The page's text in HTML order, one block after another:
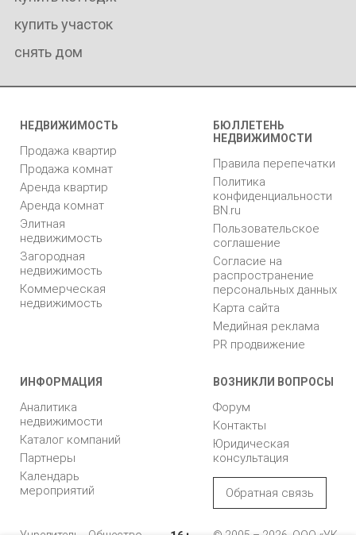
купить участок
снять дом
НЕДВИЖИМОСТЬ
Продажа квартир
Продажа комнат
Аренда квартир
Аренда комнат
Элитная
недвижимость
Загородная
недвижимость
Коммерческая
недвижимость
БЮЛЛЕТЕНЬ
НЕДВИЖИМОСТИ
Правила перепечатки
Политика
конфиденциальности
BN.ru
Пользовательское
соглашение
Согласие на
распространение
персональных данных
Карта сайта
Медийная реклама
PR продвижение
ИНФОРМАЦИЯ
Аналитика
недвижимости
Каталог компаний
Партнеры
Календарь
мероприятий
ВОЗНИКЛИ ВОПРОСЫ
Форум
Контакты
Юридическая
консультация
Обратная связь